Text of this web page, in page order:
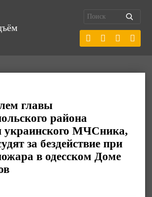
главы
района
украинского МЧСника,
за бездействие при
в одесском Доме